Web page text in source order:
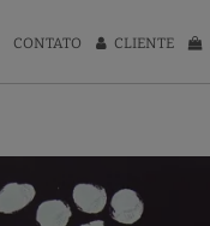
CONTATO CLIENTE